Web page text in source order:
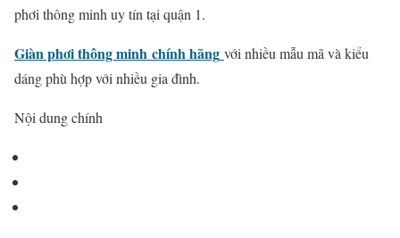
phơi thông minh uy tín tại quận 1.
Giàn phơi thông minh chính hãng với nhiều mẫu mã và kiểu
dáng phù hợp với nhiều gia đình.
Nội dung chính